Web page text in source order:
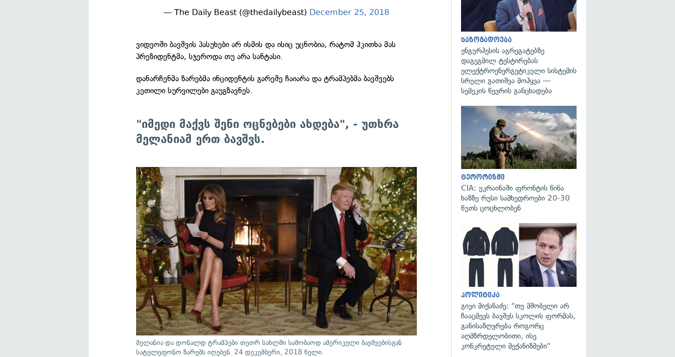
— The Daily Beast (@thedailybeast) December 25, 2018
ვიდეოში ბავშვის პასუხები არ ისმის და ისიც უცნობია, რატომ ჰკითხა მას
პრეზიდენტმა, სჯეროდა თუ არა სანტასი.
დანარჩენმა ზარებმა ინციდენტის გარეშე ჩაიარა და ტრამპებმა ბავშვებს
კეთილი სურვილები გაუგზავნეს.
"იმედი მაქვს შენი ოცნებები ახდება", - უთხრა
მელანიამ ერთ ბავშვს.
მელანია და დონალდ ტრამპები თეთრ სახლში საშობაოდ ამერიკელი ბავშვებისგან
სატელეფონო ზარებს იღებენ. 24 დეკემბერი, 2018 წელი.
საზოგადოება
ენგურჰესის აგრეგატებზე
დაგეგმილ ტესტირებას
ელექტროენერგეტიკული სისტემის
სრული გათიშვა მოჰყვა —
სემეკის წევრის განცხადება
ტერორიზმი
CIA: უკრაინაში ფრონტის წინა
ხაზზე რუსი სამხედროები 20-30
წუთს ცოცხლობენ
პოლიტიკა
გივი მიქანაძე: "თუ მშობელი არ
ჩააცმევს ბავშვს სკოლის ფორმას,
განისაზღვრება როგორც
აღმზრდელობითი, ისე
კონკრეტული მექანიზმები"